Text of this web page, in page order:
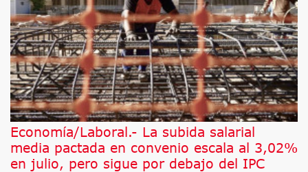
Economía/Laboral.- La subida salarial
media pactada en convenio escala al 3,02%
en julio, pero sigue por debajo del IPC